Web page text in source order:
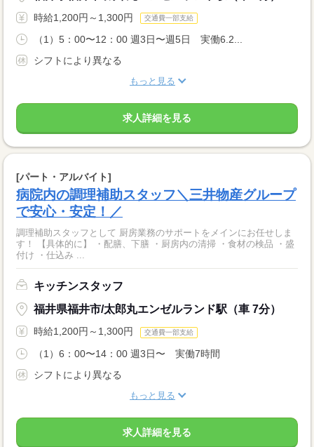
時給1,200円～1,300円 交通費一部支給
（1）5：00〜12：00 週3日〜週5日 実働6.2...
シフトにより異なる
もっと見る
求人詳細を見る
[パート・アルバイト]
病院内の調理補助スタッフ＼三井物産グループ
で安心・安定！／
調理補助スタッフとして 厨房業務のサポートをメインにお任せしま
す！ 【具体的に】 ・配膳、下膳 ・厨房内の清掃 ・食材の検品 ・盛
付け ・仕込み ...
キッチンスタッフ
福井県福井市/太郎丸エンゼルランド駅（車 7分）
時給1,200円～1,300円 交通費一部支給
（1）6：00〜14：00 週3日〜 実働7時間
シフトにより異なる
もっと見る
求人詳細を見る